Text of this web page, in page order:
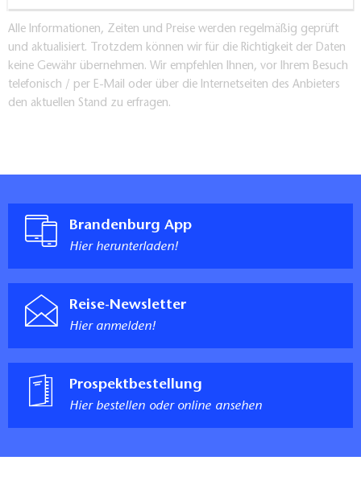
Alle Informationen, Zeiten und Preise werden regelmäßig geprüft
und aktualisiert. Trotzdem können wir für die Richtigkeit der Daten
keine Gewähr übernehmen. Wir empfehlen Ihnen, vor Ihrem Besuch
telefonisch / per E-Mail oder über die Internetseiten des Anbieters
den aktuellen Stand zu erfragen.
Brandenburg App
Hier herunterladen!
Reise-Newsletter
Hier anmelden!
Prospektbestellung
Hier bestellen oder online ansehen